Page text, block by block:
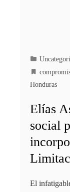
Honduras
Elías
social
El